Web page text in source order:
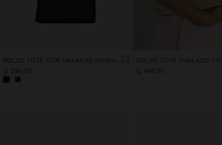
BOLSO TOTE CON GRABADO ANIMAL Y ASA BANDOLERA
Q 399,00
Q 499,00